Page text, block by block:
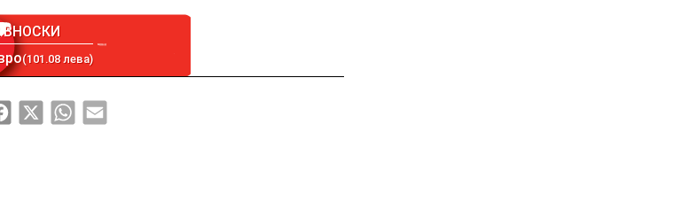
ВНОСКИ
(101.08 лева)
Facebook
X WhatsApp
Email